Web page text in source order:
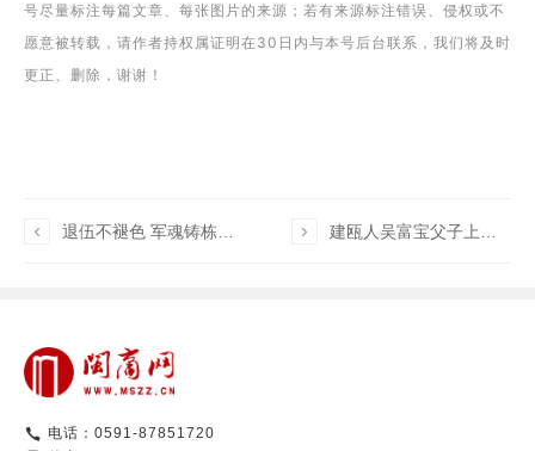
号尽量标注每篇文章、每张图片的来源；若有来源标注错误、侵权或不
愿意被转载，请作者持权属证明在30日内与本号后台联系，我们将及时
更正、删除，谢谢！
 退伍不褪色 军魂铸栋梁 ——记廖俊波式好干部、圣农发展副总裁夏振强  建瓯人吴富宝父子上榜新财富500强，一枚光学镜头撑起百亿身家
电话：0591-87851720